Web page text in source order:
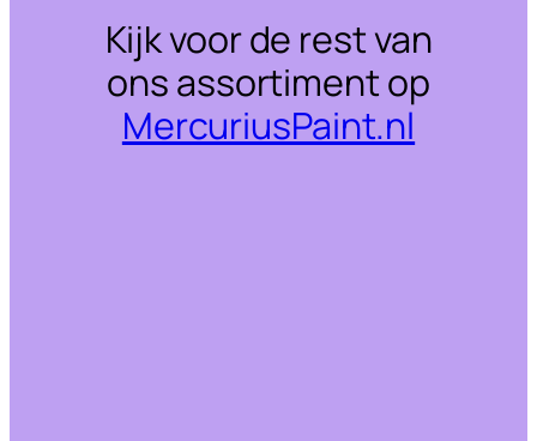
Kijk voor de rest van
ons assortiment op
MercuriusPaint.nl